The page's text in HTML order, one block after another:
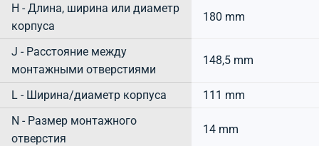
H - Длина, ширина или диаметр
корпуса
180 mm
J - Расстояние между
монтажными отверстиями
148,5 mm
L - Ширина/диаметр корпуса
111 mm
N - Размер монтажного
отверстия
14 mm